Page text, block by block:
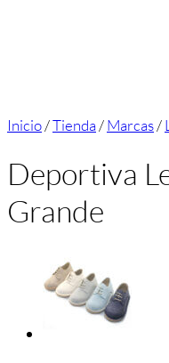
Inicio/Tienda/Marcas/
Deportiva
Grande